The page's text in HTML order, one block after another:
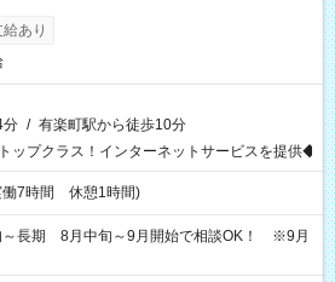
あり
分 / 有楽町駅から徒歩10分
ップクラス！インターネットサービスを提供◆
働7時間 休憩1時間)
～長期 8月中旬～9月開始で相談OK！ ※9月